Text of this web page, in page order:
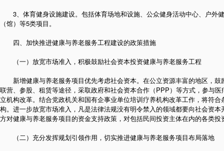
3、体育健身设施建设。包括体育场地和设施、公众健身活动中心、户外
（馆）等5类项目。
四、加快推进健康与养老服务工程建设的政策措施
（一）放宽市场准入，积极鼓励社会资本投资健康与养老服务工程
新增健康与养老服务项目优先考虑社会资本。在公立资源丰富的地区，鼓
联营、参股、租赁等途径，采取政府和社会资本合作（PPP）等方式，参与
立机构改革。结合党政机关和国有企事业单位培训疗养机构改革工作，将符
构。进一步放宽市场准入，凡是法律法规没有明令禁入的领域都要向社会资
方对健康与养老服务项目的资金支持政策，对包括民间投资主体在内的各类投
（二）充分发挥规划引领作用，切实推进健康与养老服务项目布局落地